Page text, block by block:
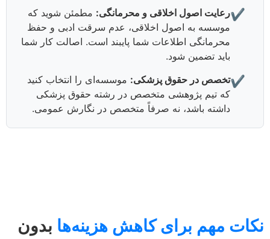
✔️رعایت اصول اخلاقی و محرمانگی: مطمئن شوید که
موسسه به اصول اخلاقی، عدم سرقت ادبی و حفظ
محرمانگی اطلاعات شما پایبند است. اصالت کار شما
باید تضمین شود.
✔️تخصص در حقوق پزشکی: موسسه‌ای را انتخاب کنید
که تیم پژوهشی متخصص در رشته حقوق پزشکی
داشته باشد، نه صرفاً متخصص در نگارش عمومی.
نکات مهم برای کاهش هزینه‌ها بدون